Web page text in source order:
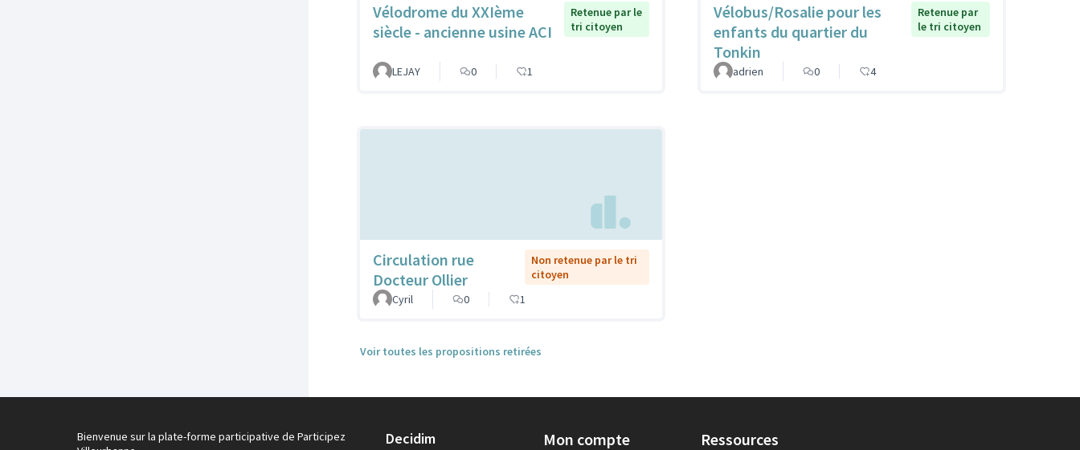
Vélodrome du XXIème
siècle - ancienne usine ACI
Retenue par le
tri citoyen
LEJAY 0 1
Vélobus/Rosalie pour les
enfants du quartier du
Tonkin
Retenue par
le tri citoyen
adrien 0 4
Circulation rue
Docteur Ollier
Non retenue par le tri
citoyen
Cyril
0 1
Voir toutes les propositions retirées
Bienvenue sur la plate-forme participative de Participez
Decidim Mon compte Ressources